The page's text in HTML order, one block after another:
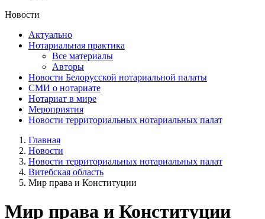
Новости
Актуально
Нотариальная практика
Все материалы
Авторы
Новости Белорусской нотариальной палаты
СМИ о нотариате
Нотариат в мире
Мероприятия
Новости территориальных нотариальных палат
Главная
Новости
Новости территориальных нотариальных палат
Витебская область
Мир права и Конституции
Мир права и Конституции